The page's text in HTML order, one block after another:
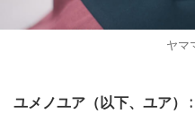
ヤマ
ユメノユア（以下、ユア） :